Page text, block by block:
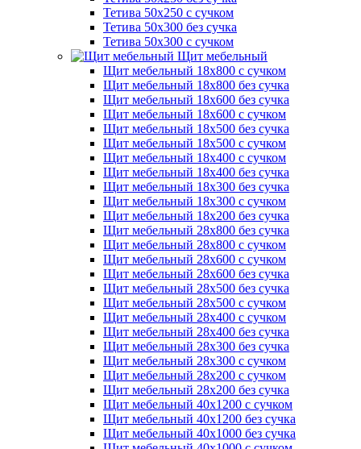
Тетива 50х250 с сучком
Тетива 50х300 без сучка
Тетива 50х300 с сучком
Щит мебельный
Щит мебельный 18х800 с сучком
Щит мебельный 18х800 без сучка
Щит мебельный 18х600 без сучка
Щит мебельный 18х600 с сучком
Щит мебельный 18х500 без сучка
Щит мебельный 18х500 с сучком
Щит мебельный 18х400 с сучком
Щит мебельный 18х400 без сучка
Щит мебельный 18х300 без сучка
Щит мебельный 18х300 с сучком
Щит мебельный 18х200 без сучка
Щит мебельный 28х800 без сучка
Щит мебельный 28х800 с сучком
Щит мебельный 28х600 с сучком
Щит мебельный 28х600 без сучка
Щит мебельный 28х500 без сучка
Щит мебельный 28х500 с сучком
Щит мебельный 28х400 с сучком
Щит мебельный 28х400 без сучка
Щит мебельный 28х300 без сучка
Щит мебельный 28х300 с сучком
Щит мебельный 28х200 с сучком
Щит мебельный 28х200 без сучка
Щит мебельный 40х1200 с сучком
Щит мебельный 40х1200 без сучка
Щит мебельный 40х1000 без сучка